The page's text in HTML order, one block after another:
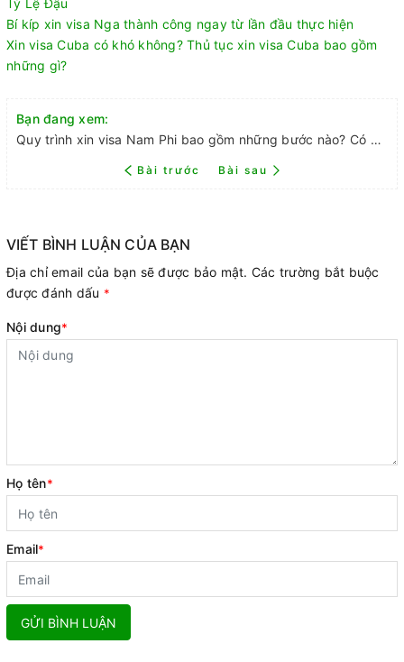
Tỷ Lệ Đậu
Bí kíp xin visa Nga thành công ngay từ lần đầu thực hiện
Xin visa Cuba có khó không? Thủ tục xin visa Cuba bao gồm
những gì?
Bạn đang xem:
Quy trình xin visa Nam Phi bao gồm những bước nào? Có mấy loại visa tất cả?
Bài trước Bài sau
VIẾT BÌNH LUẬN CỦA BẠN
Địa chỉ email của bạn sẽ được bảo mật. Các trường bắt buộc
được đánh dấu *
Nội dung*
Họ tên*
Email*
GỬI BÌNH LUẬN